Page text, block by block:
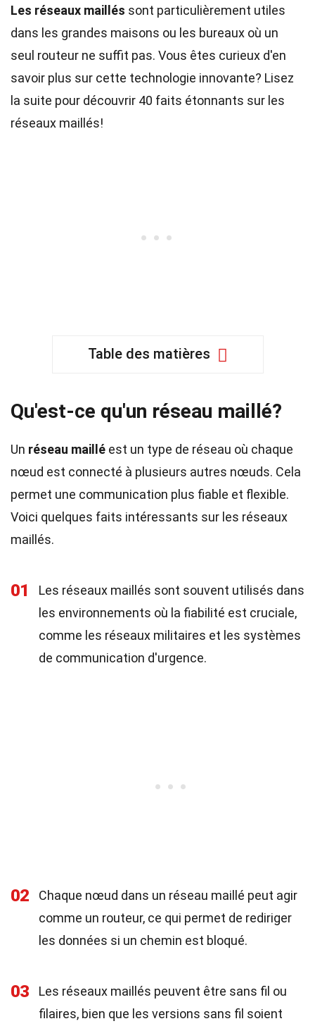
Les réseaux maillés sont particulièrement utiles
dans les grandes maisons ou les bureaux où un
seul routeur ne suffit pas. Vous êtes curieux d'en
savoir plus sur cette technologie innovante? Lisez
la suite pour découvrir 40 faits étonnants sur les
réseaux maillés!
Table des matières
Qu'est-ce qu'un réseau maillé?
Un réseau maillé est un type de réseau où chaque
nœud est connecté à plusieurs autres nœuds. Cela
permet une communication plus fiable et flexible.
Voici quelques faits intéressants sur les réseaux
maillés.
01
Les réseaux maillés sont souvent utilisés dans
les environnements où la fiabilité est cruciale,
comme les réseaux militaires et les systèmes
de communication d'urgence.
02
Chaque nœud dans un réseau maillé peut agir
comme un routeur, ce qui permet de rediriger
les données si un chemin est bloqué.
03
Les réseaux maillés peuvent être sans fil ou
filaires, bien que les versions sans fil soient